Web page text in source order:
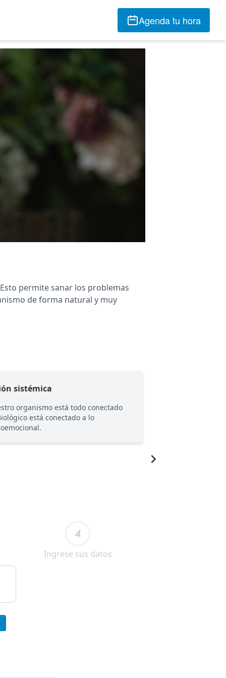
Agenda tu hora
permite sanar los problemas
de forma natural y muy
sistémica
organismo está todo conectado
está conectado a lo
4
Ingrese sus datos